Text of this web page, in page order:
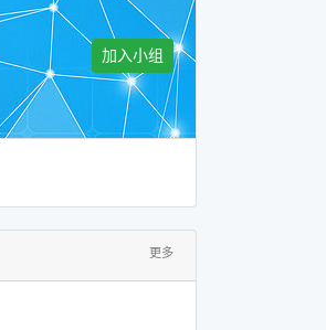
加入小组
更多